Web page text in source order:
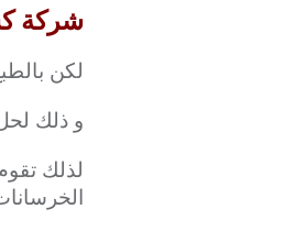
شركة
لكن
و ذلك
لذلك